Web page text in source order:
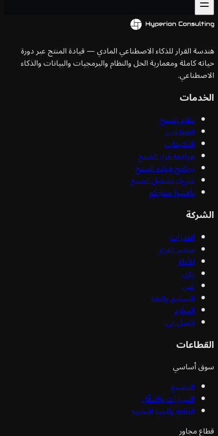
القرار للذكاء الاصطناعي المادي — قيادة المنتج عبر دورة
كاملة ومعمارية الحل والنظام والبرمجيات والبيانات والذكاء
نظام المنتج
القطاعات
التكليفات
مراجعة قرار المنتج
برنامج قيادة المنتج
شريك تشغيل المنتج
ناقشوا منتجكم
القدرات
مختبر القرار
الأدلة
رؤى
عني
التسليم والثقة
الموارد
اتصل بي
أساسي
التصنيع
السيارات والتنقّل
الطاقة والبنية التحتية
مجاور